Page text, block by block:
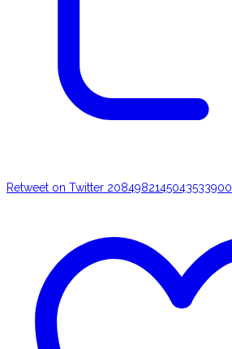
Retweet on Twitter 2084982145043533900